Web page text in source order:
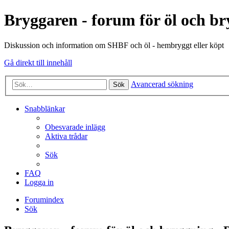
Bryggaren - forum för öl och
Diskussion och information om SHBF och öl - hembryggt eller köpt
Gå direkt till innehåll
Sök Avancerad sökning
Snabblänkar
Obesvarade inlägg
Aktiva trådar
Sök
FAQ
Logga in
Forumindex
Sök